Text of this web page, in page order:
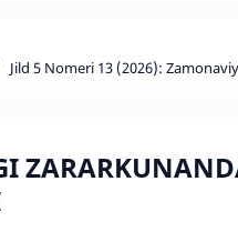
Jild 5 Nomeri 13 (2026):